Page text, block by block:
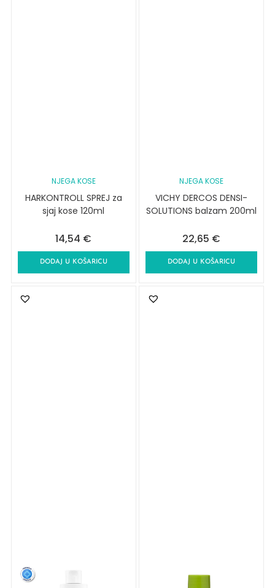
NJEGA KOSE
HARKONTROLL SPREJ za
sjaj kose 120ml
14,54 €
DODAJ U KOŠARICU
NJEGA KOSE
VICHY DERCOS DENSI-
SOLUTIONS balzam 200ml
22,65 €
DODAJ U KOŠARICU